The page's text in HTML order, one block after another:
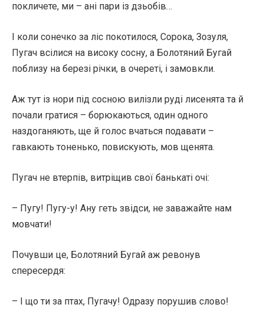
покличете, ми – ані пари із дзьобів…
І коли сонечко за ліс покотилося, Сорока, Зозуля,
Пугач всілися на високу сосну, а Болотяний Бугай
поблизу на березі річки, в очереті, і замовкли.
Аж тут із нори під сосною вилізли руді лисенята та й
почали гратися – борюкаються, один одного
наздоганяють, ще й голос вчаться подавати –
гавкають тоненько, повискують, мов щенята.
Пугач не втерпів, витріщив свої банькаті очі:
– Пугу! Пугу-у! Ану геть звідси, не заважайте нам
мовчати!
Почувши це, Болотяний Бугай аж ревонув
спересердя:
– І що ти за птах, Пугачу! Одразу порушив слово!